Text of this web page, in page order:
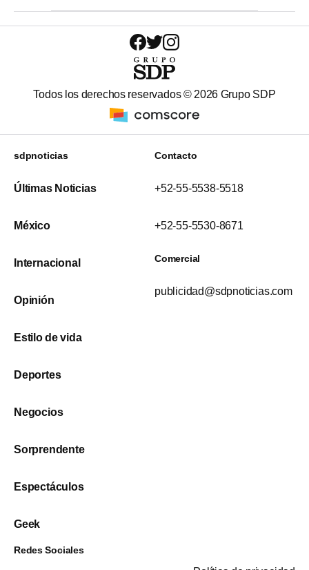
Todos los derechos reservados © 2026 Grupo SDP
sdpnoticias
Últimas Noticias
México
Internacional
Opinión
Estilo de vida
Deportes
Negocios
Sorprendente
Espectáculos
Geek
Contacto
+52-55-5538-5518
+52-55-5530-8671
Comercial
publicidad@sdpnoticias.com
Redes Sociales